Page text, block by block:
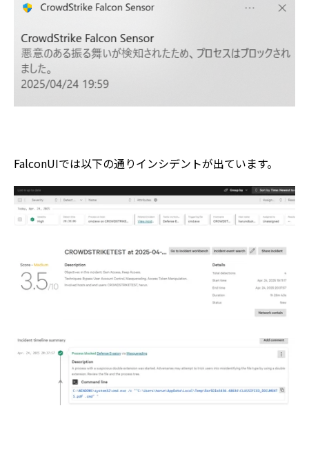
FalconUIでは以下の通りインシデントが出ています。